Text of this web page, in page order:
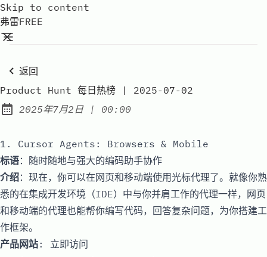
Skip to content
弗雷FREE
返回
Product Hunt 每日热榜 | 2025-07-02
Published:
2025年7月2日| at
00:00
1. Cursor Agents: Browsers & Mobile
标语：随时随地与强大的编码助手协作
介绍：现在，你可以在网页和移动端使用光标代理了。就像你熟
悉的在集成开发环境（IDE）中与你并肩工作的代理一样，网页
和移动端的代理也能帮你编写代码，回答复杂问题，为你搭建工
作框架。
产品网站: 立即访问